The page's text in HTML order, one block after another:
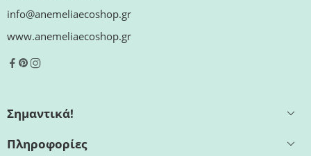
info@anemeliaecoshop.gr
www.anemeliaecoshop.gr
Σημαντικά!
Πληροφορίες